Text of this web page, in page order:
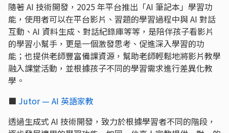
隨著 AI 技術開發，2025 年平台推出「AI 筆記本」學習功
能，使用者可以在平台影片、習題的學習過程中與 AI 對話
互動、AI 資料生成、對話紀錄庫等等，是陪伴孩子看影片
的學習小幫手，更是一個激發思考、促進深入學習的功
能； 也提供老師豐富備課資源，幫助老師輕鬆地將影片教學
融入課堂活動，並根據孩子不同的學習需求進行差異化教
學。
■ Jutor — AI 英語家教
透過生成式 AI 技術開發，致力於根據學習者不同的階段，